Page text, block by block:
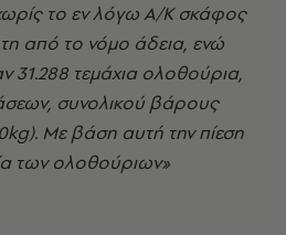
το εν λόγω Α/Κ σκάφος
από το νόμο άδεια, ενώ
31.288 τεμάχια ολοθούρια,
συνολικού βάρους
Με βάση αυτή την πίεση
των ολοθούριων»